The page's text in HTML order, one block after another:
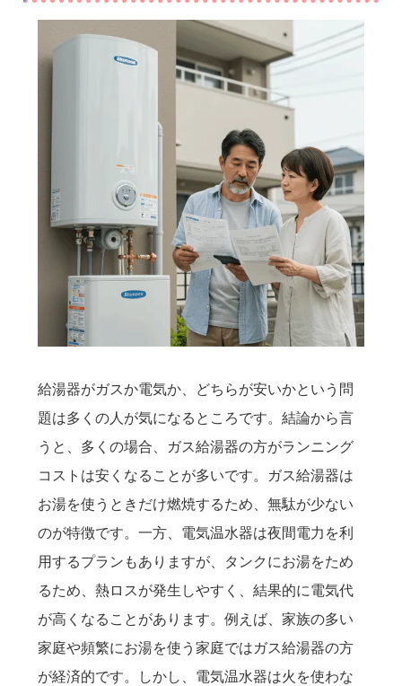
給湯器がガスか電気か、どちらが安いかという問
題は多くの人が気になるところです。結論から言
うと、多くの場合、ガス給湯器の方がランニング
コストは安くなることが多いです。ガス給湯器は
お湯を使うときだけ燃焼するため、無駄が少ない
のが特徴です。一方、電気温水器は夜間電力を利
用するプランもありますが、タンクにお湯をため
るため、熱ロスが発生しやすく、結果的に電気代
が高くなることがあります。例えば、家族の多い
家庭や頻繁にお湯を使う家庭ではガス給湯器の方
が経済的です。しかし、電気温水器は火を使わな